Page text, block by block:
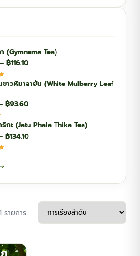
(Gymnema Tea)
– ฿116.10Price
฿44.10
฿116.10
ขาวหิมาลายัน (White Mulberry Leaf
฿93.60Price
฿40.50
through
ธิกะ (Jatu Phala Thika Tea)
฿134.10Price
รายการ